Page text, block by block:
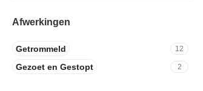
Afwerkingen
Getrommeld 12
Gezoet en Gestopt 2